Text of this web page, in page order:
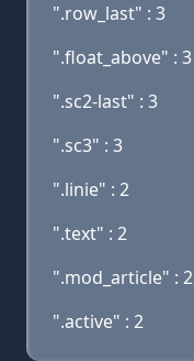
".row_last" : 3
".float_above" : 3
".sc2-last" : 3
".sc3" : 3
".linie" : 2
".text" : 2
".mod_article" : 2
".active" : 2